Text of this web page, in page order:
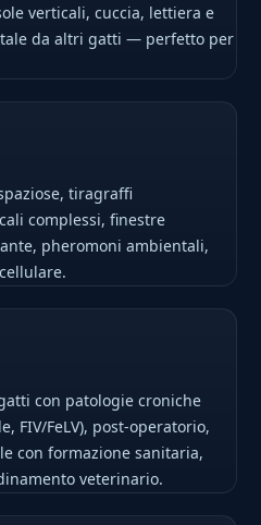
verticali, cuccia, lettiera e
da altri gatti — perfetto per
tiragraffi
complessi, finestre
pheromoni ambientali,
con patologie croniche
FIV/FeLV), post-operatorio,
con formazione sanitaria,
veterinario.